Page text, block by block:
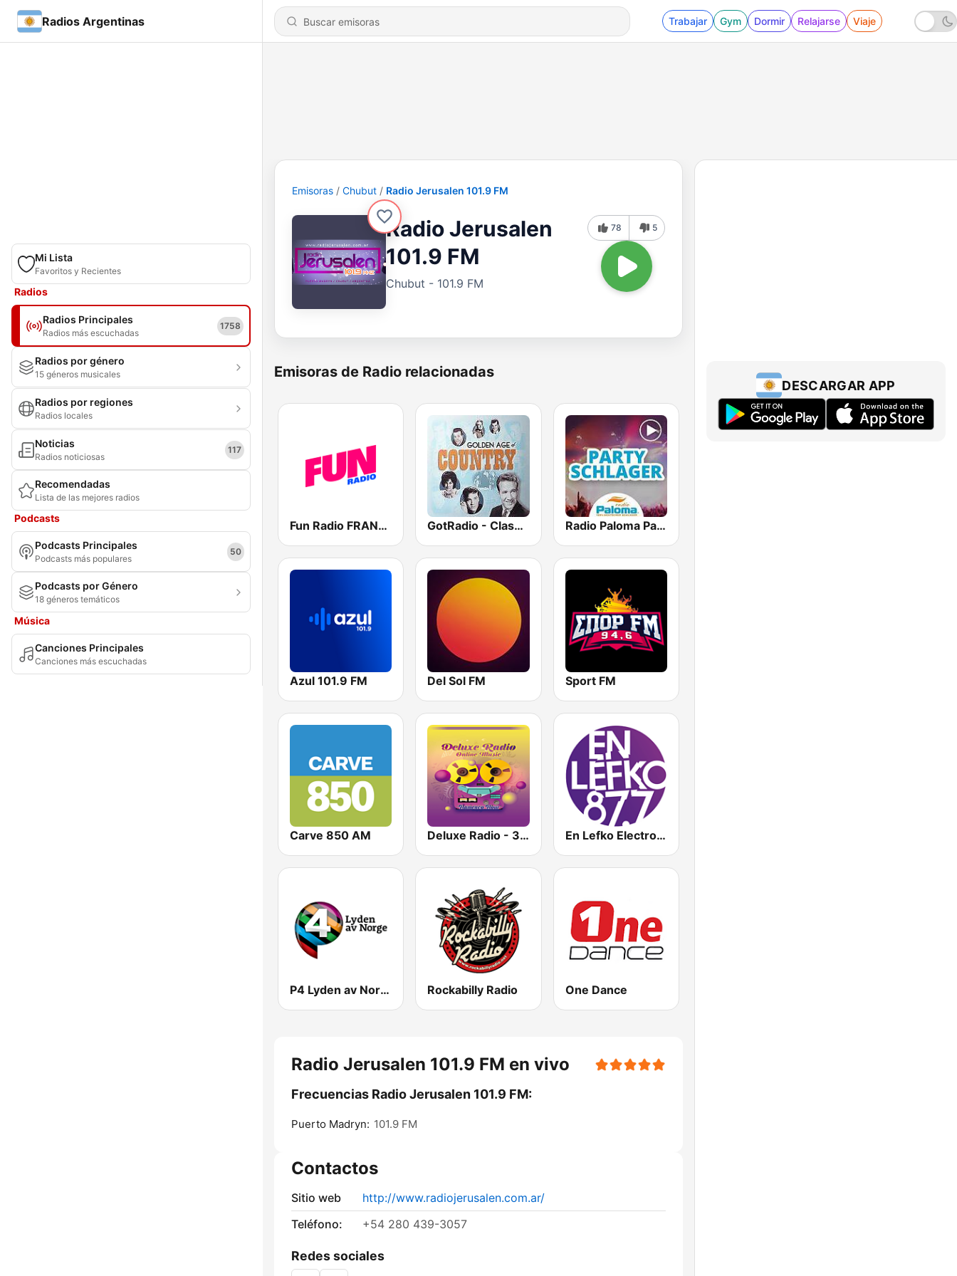
Radios Argentinas Trabajar Gym Dormir Relajarse Viaje
Mi Lista
Favoritos y Recientes
Radios
Radios Principales
Radios más escuchadas
1758
Radios por género
15 géneros musicales
Radios por regiones
Radios locales
Noticias
Radios noticiosas
117
Recomendadas
Lista de las mejores radios
Podcasts
Podcasts Principales
Podcasts más populares
50
Podcasts por Género
18 géneros temáticos
Música
Canciones Principales
Canciones más escuchadas
Emisoras Chubut Radio Jerusalen 101.9 FM
Radio Jerusalen
101.9 FM
Chubut - 101.9 FM
78 5
Emisoras de Radio relacionadas
Fun Radio FRANCE GotRadio - Classic Country Radio Paloma Partyschlager
Azul 101.9 FM Del Sol FM Sport FM
Carve 850 AM Deluxe Radio - 3 Flamenco Flow En Lefko Electronica
P4 Lyden av Norge Rockabilly Radio One Dance
Radio Jerusalen 101.9 FM en vivo
Frecuencias Radio Jerusalen 101.9 FM:
Puerto Madryn: 101.9 FM
Contactos
Sitio web
http://www.radiojerusalen.com.ar/
Teléfono:
+54 280 439-3057
Redes sociales
DESCARGAR APP